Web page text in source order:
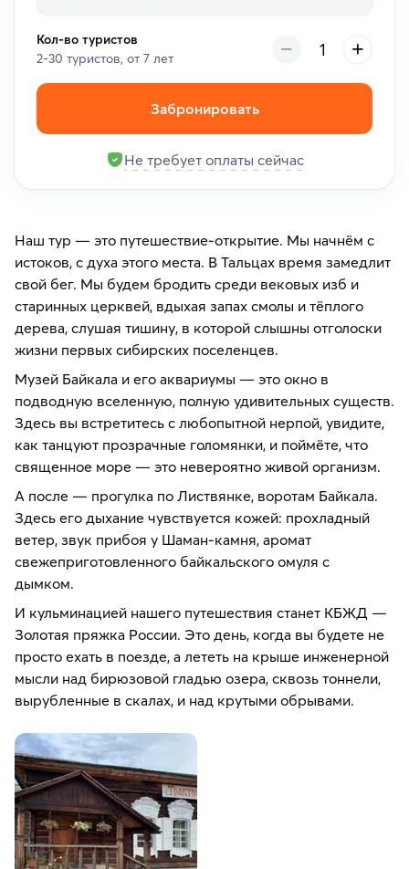
Кол-во туристов
2-30 туристов, от 7 лет
Забронировать
Не требует оплаты сейчас
Наш тур — это путешествие-открытие. Мы начнём с
истоков, с духа этого места. В Тальцах время замедлит
свой бег. Мы будем бродить среди вековых изб и
старинных церквей, вдыхая запах смолы и тёплого
дерева, слушая тишину, в которой слышны отголоски
жизни первых сибирских поселенцев.
Музей Байкала и его аквариумы — это окно в
подводную вселенную, полную удивительных существ.
Здесь вы встретитесь с любопытной нерпой, увидите,
как танцуют прозрачные голомянки, и поймёте, что
священное море — это невероятно живой организм.
А после — прогулка по Листвянке, воротам Байкала.
Здесь его дыхание чувствуется кожей: прохладный
ветер, звук прибоя у Шаман-камня, аромат
свежеприготовленного байкальского омуля с
дымком.
И кульминацией нашего путешествия станет КБЖД —
Золотая пряжка России. Это день, когда вы будете не
просто ехать в поезде, а лететь на крыше инженерной
мысли над бирюзовой гладью озера, сквозь тоннели,
вырубленные в скалах, и над крутыми обрывами.